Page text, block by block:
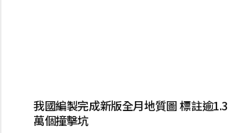
我國編製完成新版全月地質圖 標註逾1.3
萬個撞擊坑